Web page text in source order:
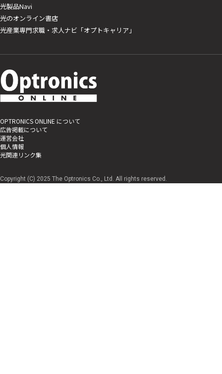
光製品Navi
光のオンライン書店
光産業専門求職・求人ナビ「オプトキャリア」
OPTRONICS ONLINE について
広告掲載について
運営会社
個人情報
光関連リンク集
Copyright (C) 2025 The Optronics Co., Ltd. All rights reserved.